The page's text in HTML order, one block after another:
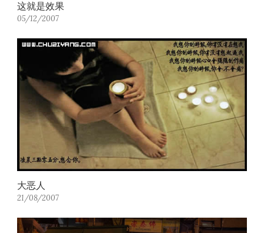
这就是效果
05/12/2007
大恶人
21/08/2007